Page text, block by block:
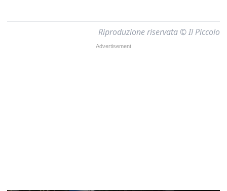
Riproduzione riservata © Il Piccolo